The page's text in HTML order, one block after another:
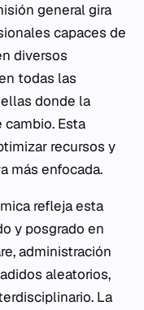
general gira
capaces de
diversos
todas las
donde la
Esta
recursos y
más enfocada.
refleja esta
y posgrado en
administración
aleatorios,
La